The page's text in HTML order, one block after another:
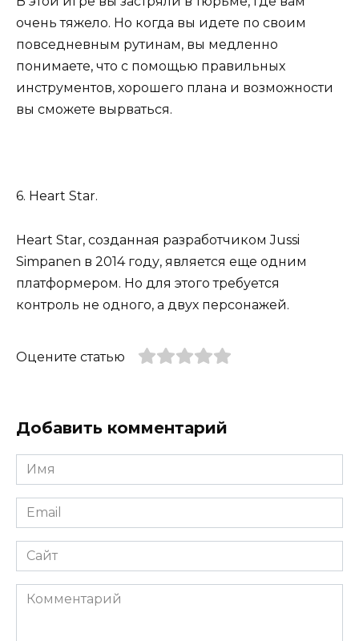
очень тяжело. Но когда вы идете по своим
повседневным рутинам, вы медленно
понимаете, что с помощью правильных
инструментов, хорошего плана и возможности
вы сможете вырваться.
6. Heart Star.
Heart Star, созданная разработчиком Jussi
Simpanen в 2014 году, является еще одним
платформером. Но для этого требуется
контроль не одного, а двух персонажей.
Оцените статью
Добавить комментарий
Имя
*
Email
*
Сайт
Комментарий